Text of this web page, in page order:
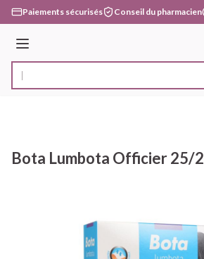
Aller au contenu
Paiements sécurisés Conseil du pharmacien
Menu
Rechercher
Bota Lumbota Officier 25/